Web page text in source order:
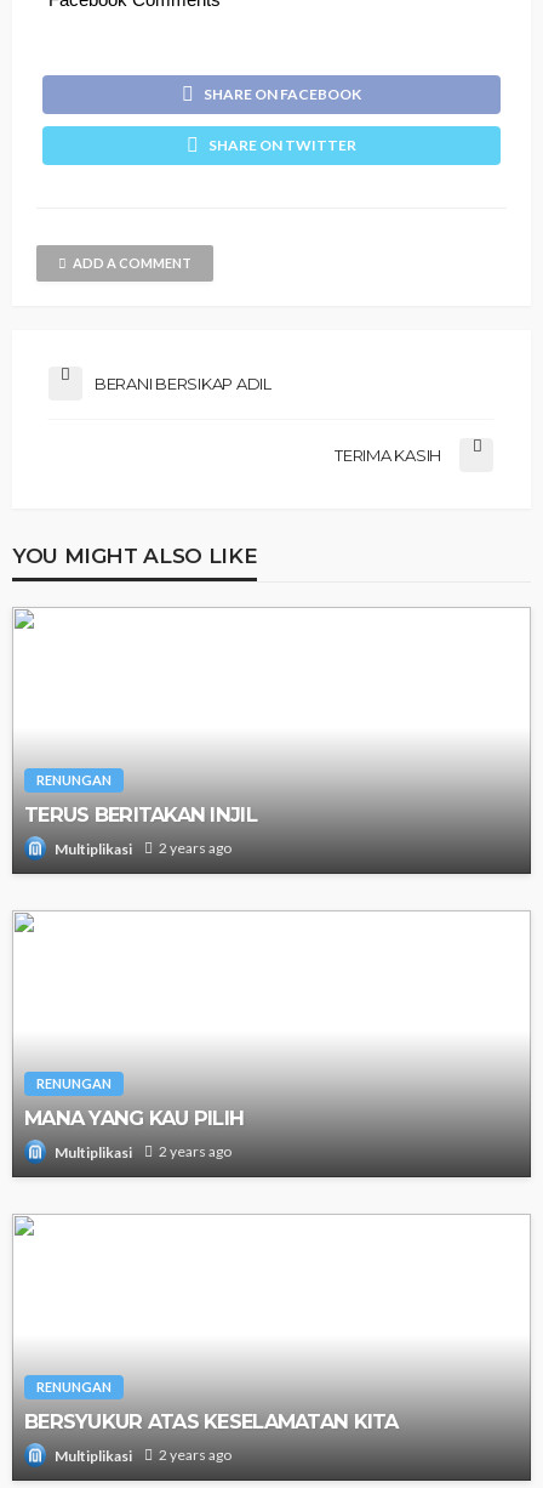
SHARE ON FACEBOOK
SHARE ON TWITTER
ADD A COMMENT
BERANI BERSIKAP ADIL
TERIMA KASIH
YOU MIGHT ALSO LIKE
RENUNGAN
TERUS BERITAKAN INJIL
Multiplikasi 2 years ago
RENUNGAN
MANA YANG KAU PILIH
Multiplikasi 2 years ago
RENUNGAN
BERSYUKUR ATAS KESELAMATAN KITA
Multiplikasi 2 years ago